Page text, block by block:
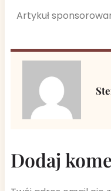
Artykuł
Dodaj